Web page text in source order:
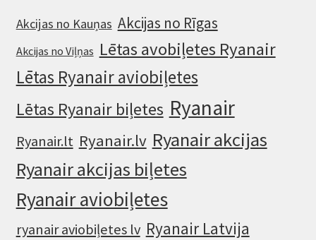
Akcijas no Kauņas Akcijas no Rīgas
Akcijas no Viļņas Lētas avobiļetes Ryanair
Lētas Ryanair aviobiļetes
Lētas Ryanair biļetes Ryanair
Ryanair.lt Ryanair.lv Ryanair akcijas
Ryanair akcijas biļetes
Ryanair aviobiļetes
ryanair aviobiļetes lv Ryanair Latvija